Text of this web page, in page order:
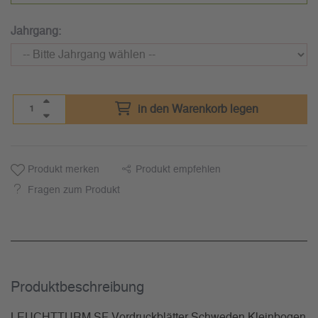
Jahrgang:
in den Warenkorb legen
Produkt merken Produkt empfehlen
Fragen zum Produkt
Produkt­beschreibung